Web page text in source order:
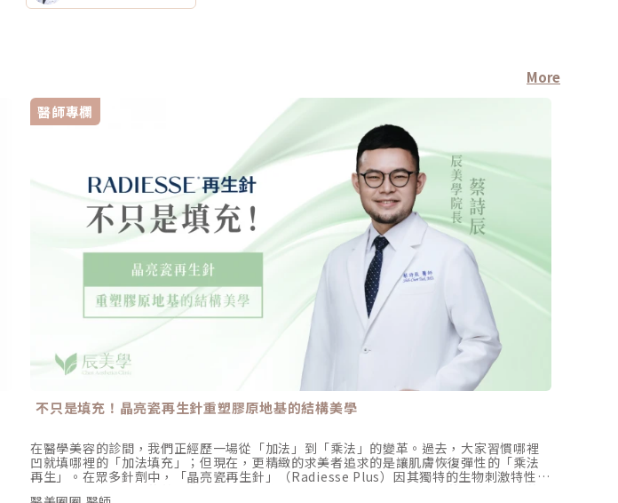
More
醫師專欄
不只是填充！晶亮瓷再生針重塑膠原地基的結構美學
在醫學美容的診間，我們正經歷一場從「加法」到「乘法」的變革。過去，大家習慣哪裡
凹就填哪裡的「加法填充」；但現在，更精緻的求美者追求的是讓肌膚恢復彈性的「乘法
再生」。在眾多針劑中，「晶亮瓷再生針」（Radiesse Plus）因其獨特的生物刺激特性，